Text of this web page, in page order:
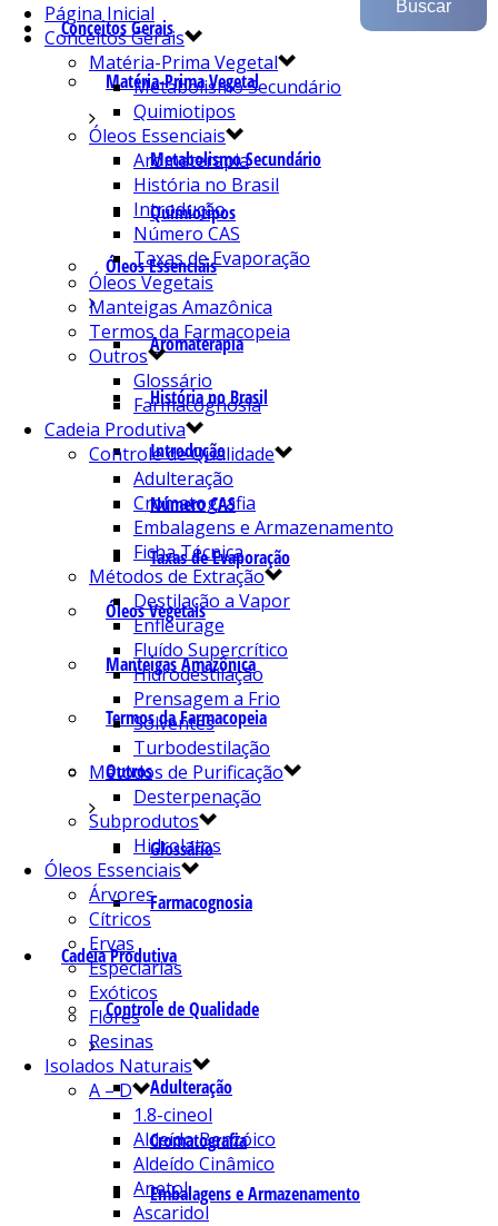
Conceitos Gerais
Matéria-Prima Vegetal
Metabolismo Secundário
Quimiotipos
Óleos Essenciais
Aromaterapia
História no Brasil
Introdução
Número CAS
Taxas de Evaporação
Óleos Vegetais
Manteigas Amazônica
Termos da Farmacopeia
Outros
Glossário
Farmacognosia
Cadeia Produtiva
Controle de Qualidade
Adulteração
Cromatografia
Embalagens e Armazenamento
Página Inicial
Conceitos Gerais
Matéria-Prima Vegetal
Metabolismo Secundário
Quimiotipos
Óleos Essenciais
Aromaterapia
História no Brasil
Introdução
Número CAS
Taxas de Evaporação
Óleos Vegetais
Manteigas Amazônica
Termos da Farmacopeia
Outros
Glossário
Farmacognosia
Cadeia Produtiva
Controle de Qualidade
Adulteração
Cromatografia
Embalagens e Armazenamento
Ficha Técnica
Métodos de Extração
Destilação a Vapor
Enfleurage
Fluído Supercrítico
Hidrodestilação
Prensagem a Frio
Solventes
Turbodestilação
Métodos de Purificação
Desterpenação
Subprodutos
Hidrolatos
Óleos Essenciais
Árvores
Cítricos
Ervas
Especiarias
Exóticos
Flores
Resinas
Isolados Naturais
A – D
1.8-cineol
Aldeído Benzóico
Aldeído Cinâmico
Anetol
Ascaridol